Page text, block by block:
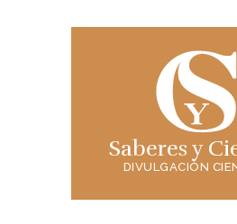
Saberes y
DIVULGACIÓN